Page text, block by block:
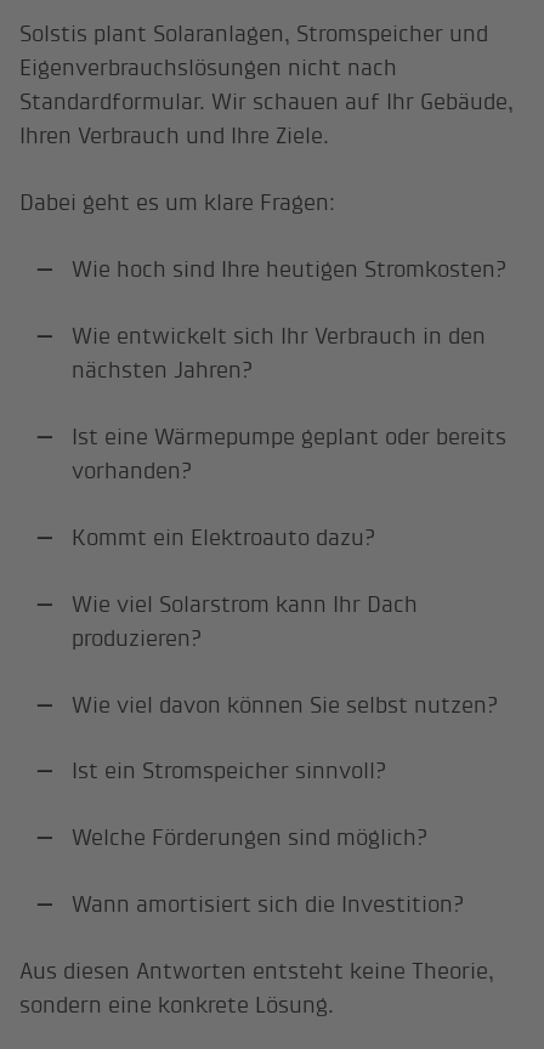
Solstis plant Solaranlagen, Stromspeicher und
Eigenverbrauchslösungen nicht nach
Standardformular. Wir schauen auf Ihr Gebäude,
Ihren Verbrauch und Ihre Ziele.
Dabei geht es um klare Fragen:
Wie hoch sind Ihre heutigen Stromkosten?
Wie entwickelt sich Ihr Verbrauch in den
nächsten Jahren?
Ist eine Wärmepumpe geplant oder bereits
vorhanden?
Kommt ein Elektroauto dazu?
Wie viel Solarstrom kann Ihr Dach
produzieren?
Wie viel davon können Sie selbst nutzen?
Ist ein Stromspeicher sinnvoll?
Welche Förderungen sind möglich?
Wann amortisiert sich die Investition?
Aus diesen Antworten entsteht keine Theorie,
sondern eine konkrete Lösung.